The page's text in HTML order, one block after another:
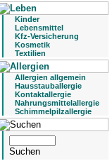
Kinder
Lebensmittel
Kfz-Versicherung
Kosmetik
Textilien
Allergien allgemein
Hausstauballergie
Kontaktallergie
Nahrungsmittelallergie
Schimmelpilzallergie